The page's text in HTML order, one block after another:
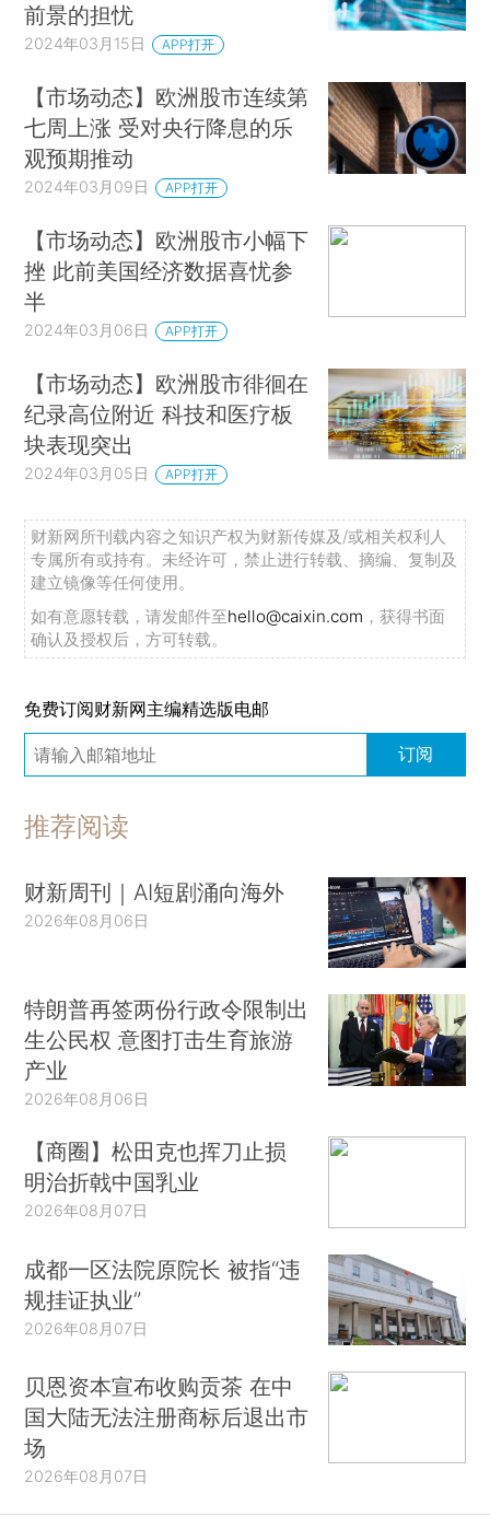
前景的担忧
2024年03月15日 APP打开
【市场动态】欧洲股市连续第
七周上涨 受对央行降息的乐
观预期推动
2024年03月09日 APP打开
【市场动态】欧洲股市小幅下
挫 此前美国经济数据喜忧参
半
2024年03月06日 APP打开
【市场动态】欧洲股市徘徊在
纪录高位附近 科技和医疗板
块表现突出
2024年03月05日 APP打开
财新网所刊载内容之知识产权为财新传媒及/或相关权利人
专属所有或持有。未经许可，禁止进行转载、摘编、复制及
建立镜像等任何使用。
如有意愿转载，请发邮件至hello@caixin.com ，获得书面
确认及授权后，方可转载。
免费订阅财新网主编精选版电邮
订阅
推荐阅读
财新周刊｜AI短剧涌向海外
2026年08月06日
特朗普再签两份行政令限制出
生公民权 意图打击生育旅游
产业
2026年08月06日
【商圈】松田克也挥刀止损
明治折戟中国乳业
2026年08月07日
成都一区法院原院长 被指“违
规挂证执业”
2026年08月07日
贝恩资本宣布收购贡茶 在中
国大陆无法注册商标后退出市
场
2026年08月07日